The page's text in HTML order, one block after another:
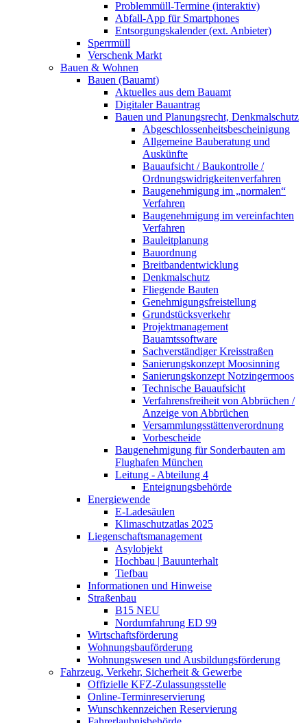
Problemmüll-Termine (interaktiv)
Abfall-App für Smartphones
Entsorgungskalender (ext. Anbieter)
Sperrmüll
Verschenk Markt
Bauen & Wohnen
Bauen (Bauamt)
Aktuelles aus dem Bauamt
Digitaler Bauantrag
Bauen und Planungsrecht, Denkmalschutz
Abgeschlossenheitsbescheinigung
Allgemeine Bauberatung und
Auskünfte
Bauaufsicht / Baukontrolle /
Ordnungswidrigkeitenverfahren
Baugenehmigung im „normalen“
Verfahren
Baugenehmigung im vereinfachten
Verfahren
Bauleitplanung
Bauordnung
Breitbandentwicklung
Denkmalschutz
Fliegende Bauten
Genehmigungsfreistellung
Grundstücksverkehr
Projektmanagement
Bauamtssoftware
Sachverständiger Kreisstraßen
Sanierungskonzept Moosinning
Sanierungskonzept Notzingermoos
Technische Bauaufsicht
Verfahrensfreiheit von Abbrüchen /
Anzeige von Abbrüchen
Versammlungsstättenverordnung
Vorbescheide
Baugenehmigung für Sonderbauten am
Flughafen München
Leitung - Abteilung 4
Enteignungsbehörde
Energiewende
E-Ladesäulen
Klimaschutzatlas 2025
Liegenschaftsmanagement
Asylobjekt
Hochbau | Bauunterhalt
Tiefbau
Informationen und Hinweise
Straßenbau
B15 NEU
Nordumfahrung ED 99
Wirtschaftsförderung
Wohnungsbauförderung
Wohnungswesen und Ausbildungsförderung
Fahrzeug, Verkehr, Sicherheit & Gewerbe
Offizielle KFZ-Zulassungsstelle
Online-Terminreservierung
Wunschkennzeichen Reservierung